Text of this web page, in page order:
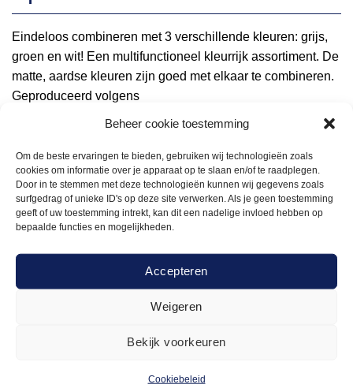
Beheer cookie toestemming
Om de beste ervaringen te bieden, gebruiken wij technologieën zoals
cookies om informatie over je apparaat op te slaan en/of te raadplegen.
Door in te stemmen met deze technologieën kunnen wij gegevens zoals
surfgedrag of unieke ID's op deze site verwerken. Als je geen toestemming
geeft of uw toestemming intrekt, kan dit een nadelige invloed hebben op
bepaalde functies en mogelijkheden.
Accepteren
Weigeren
Bekijk voorkeuren
Cookiebeleid
Eindeloos combineren met 3 verschillende kleuren: grijs,
groen en wit! Een multifunctioneel kleurrijk assortiment. De
matte, aardse kleuren zijn goed met elkaar te combineren.
Geproduceerd volgens
voorkomen.